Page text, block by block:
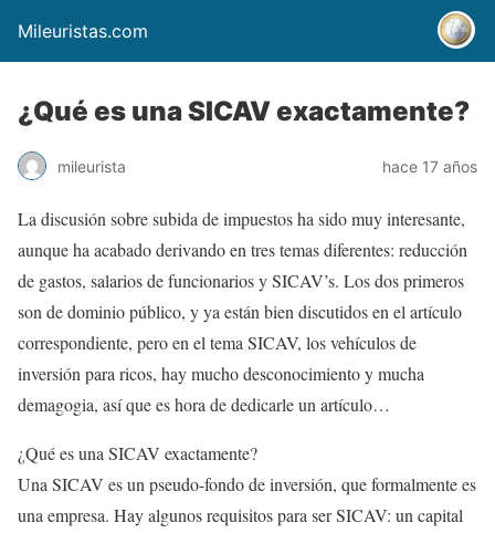
Mileuristas.com
¿Qué es una SICAV exactamente?
mileurista hace 17 años
La discusión sobre subida de impuestos ha sido muy interesante,
aunque ha acabado derivando en tres temas diferentes: reducción
de gastos, salarios de funcionarios y SICAV’s. Los dos primeros
son de dominio público, y ya están bien discutidos en el artículo
correspondiente, pero en el tema SICAV, los vehículos de
inversión para ricos, hay mucho desconocimiento y mucha
demagogia, así que es hora de dedicarle un artículo…
¿Qué es una SICAV exactamente?
Una SICAV es un pseudo-fondo de inversión, que formalmente es
una empresa. Hay algunos requisitos para ser SICAV: un capital